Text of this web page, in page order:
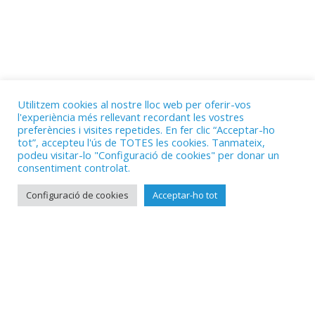
Utilitzem cookies al nostre lloc web per oferir-vos
l'experiència més rellevant recordant les vostres
preferències i visites repetides. En fer clic “Acceptar-ho
tot”, accepteu l'ús de TOTES les cookies. Tanmateix,
podeu visitar-lo "Configuració de cookies" per donar un
consentiment controlat.
Configuració de cookies Acceptar-ho tot